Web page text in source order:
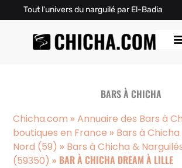
Tout l'univers du narguilé par El-Badia
BARS À CHICHA
Chicha.com »Annuaire des Bars à
boutiques en France » Bars à
Nord (59) » Bars à Chicha &
(59350) » BAR À CHICHA DREAM À LILLE